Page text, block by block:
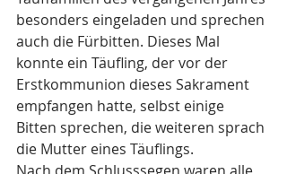
besonders eingeladen und sprechen
auch die Fürbitten. Dieses Mal
konnte ein Täufling, der vor der
Erstkommunion dieses Sakrament
empfangen hatte, selbst einige
Bitten sprechen, die weiteren sprach
die Mutter eines Täuflings.